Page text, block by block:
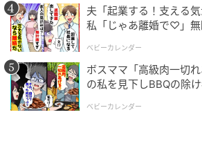
夫「起業する！支える気
私「じゃあ離婚で♡」無
ベビーカレンダー
ボスママ「高級肉一切
の私を見下しBBQの除
ベビーカレンダー